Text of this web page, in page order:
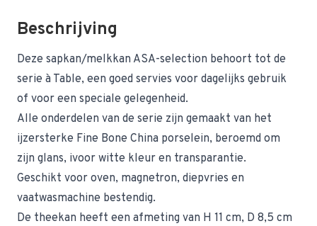
Beschrijving
Deze sapkan/melkkan ASA-selection behoort tot de
serie à Table, een goed servies voor dagelijks gebruik
of voor een speciale gelegenheid.
Alle onderdelen van de serie zijn gemaakt van het
ijzersterke Fine Bone China porselein, beroemd om
zijn glans, ivoor witte kleur en transparantie.
Geschikt voor oven, magnetron, diepvries en
vaatwasmachine bestendig.
De theekan heeft een afmeting van H 11 cm, D 8,5 cm